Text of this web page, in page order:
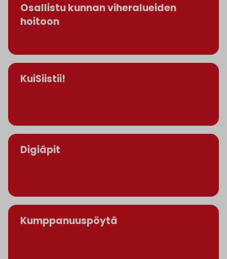
Osallistu kunnan viheralueiden
hoitoon
KuiSiistii!
Digiäpit
Kumppanuuspöytä